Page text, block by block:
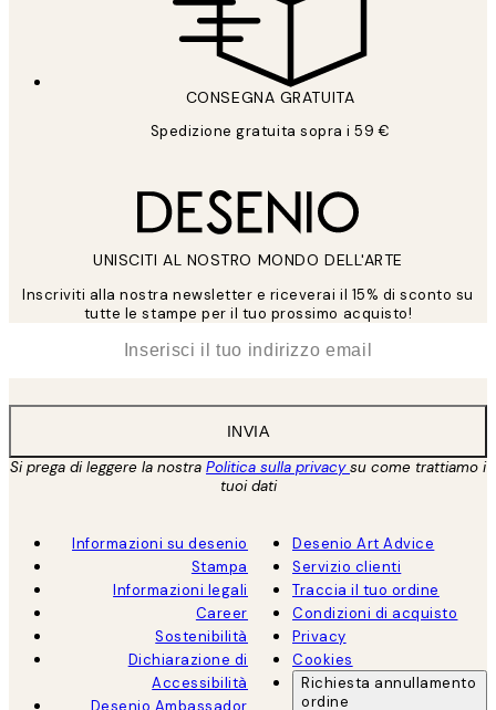
CONSEGNA GRATUITA
Spedizione gratuita sopra i 59 €
UNISCITI AL NOSTRO MONDO DELL'ARTE
Inscriviti alla nostra newsletter e riceverai il 15% di sconto su
tutte le stampe per il tuo prossimo acquisto!
INVIA
Si prega di leggere la nostra Politica sulla privacysu come trattiamo i
tuoi dati
Informazioni su desenio
Stampa
Informazioni legali
Career
Sostenibilità
Dichiarazione di
Accessibilità
Desenio Art Advice
Servizio clienti
Traccia il tuo ordine
Condizioni di acquisto
Privacy
Cookies
Richiesta annullamento
ordine